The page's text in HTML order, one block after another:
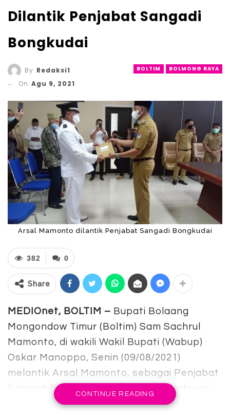
Dilantik Penjabat Sangadi
Bongkudai
BOLTIM BOLMONG RAYA
By Redaksi1
On Agu 9, 2021
Arsal Mamonto dilantik Penjabat Sangadi Bongkudai
0
382
Share
MEDIOnet, BOLTIM – Bupati Bolaang
Mongondow Timur (Boltim) Sam Sachrul
Mamonto, di wakili Wakil Bupati (Wabup)
Oskar Manoppo, Senin (09/08/2021)
melantik Arsal Mamonto, sebagai Penjabat
Sangadi Bongkudai, Kecamatan Modayag
CONTINUE READING